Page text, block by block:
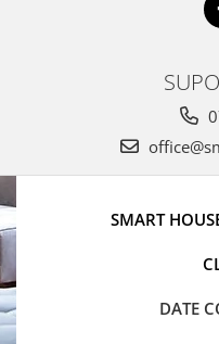
SMART
DATE